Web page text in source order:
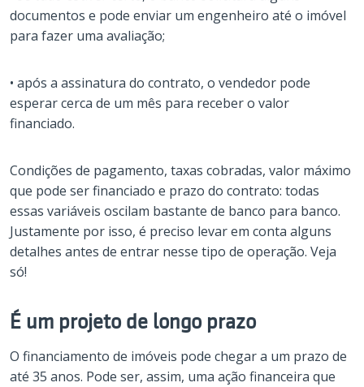
documentos e pode enviar um engenheiro até o imóvel
para fazer uma avaliação;
• após a assinatura do contrato, o vendedor pode
esperar cerca de um mês para receber o valor
financiado.
Condições de pagamento, taxas cobradas, valor máximo
que pode ser financiado e prazo do contrato: todas
essas variáveis oscilam bastante de banco para banco.
Justamente por isso, é preciso levar em conta alguns
detalhes antes de entrar nesse tipo de operação. Veja
só!
É um projeto de longo prazo
O financiamento de imóveis pode chegar a um prazo de
até 35 anos. Pode ser, assim, uma ação financeira que